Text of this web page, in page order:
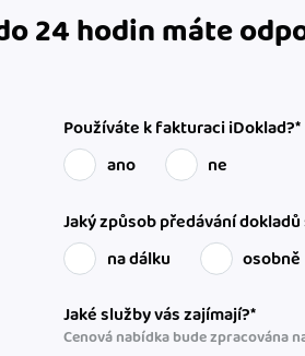
24 hodin máte
Používáte k fakturaci iDoklad?*
ano
ne
Jaký způsob předávání
na dálku
osobně
Jaké služby vás zajímají?*
Cenová nabídka bude zpracována